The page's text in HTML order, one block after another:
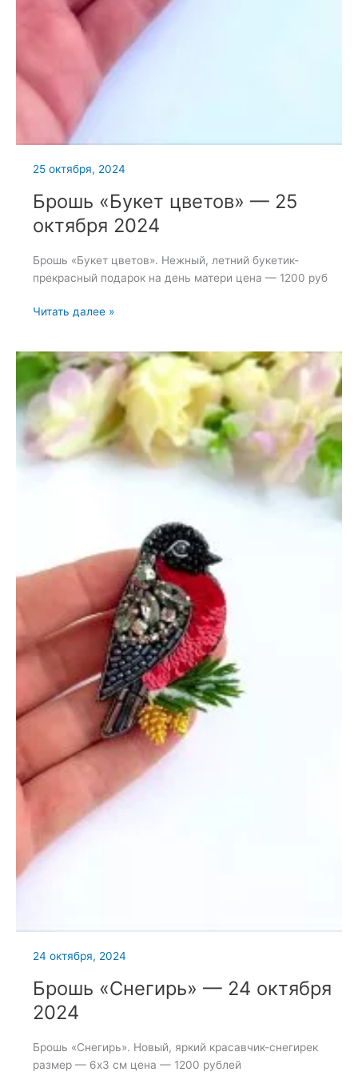
25 октября, 2024
Брошь «Букет цветов» — 25
октября 2024
Брошь «Букет цветов». Нежный, летний букетик-
прекрасный подарок на день матери цена — 1200 руб
Брошь
—
25
октября
2024
Читать далее »
24 октября, 2024
Брошь «Снегирь» — 24 октября
2024
Брошь «Снегирь». Новый, яркий красавчик-снегирек
размер — 6х3 см цена — 1200 рублей